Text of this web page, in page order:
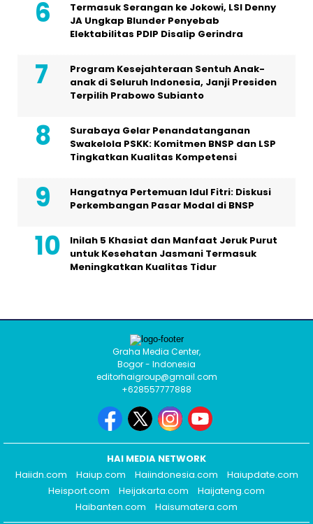
Termasuk Serangan ke Jokowi, LSI Denny
JA Ungkap Blunder Penyebab
Elektabilitas PDIP Disalip Gerindra
Program Kesejahteraan Sentuh Anak-
anak di Seluruh Indonesia, Janji Presiden
Terpilih Prabowo Subianto
Surabaya Gelar Penandatanganan
Swakelola PSKK: Komitmen BNSP dan LSP
Tingkatkan Kualitas Kompetensi
Hangatnya Pertemuan Idul Fitri: Diskusi
Perkembangan Pasar Modal di BNSP
Inilah 5 Khasiat dan Manfaat Jeruk Purut
untuk Kesehatan Jasmani Termasuk
Meningkatkan Kualitas Tidur
Graha Media Center,
Bogor - Indonesia
editorhaigroup@gmail.com
+628557777888
HAI MEDIA NETWORK
Haiidn.com
Haiup.com Haiindonesia.com
Haiupdate.com
Heisport.com
Heijakarta.com
Haijateng.com
Haibanten.com
Haisumatera.com